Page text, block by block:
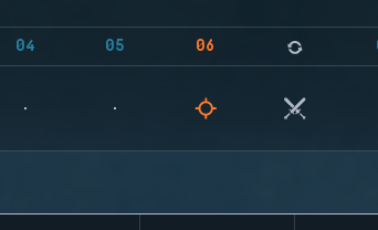
04 05 06